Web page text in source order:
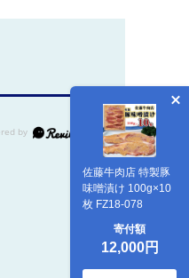
佐藤牛肉店 特製豚
味噌漬け 100g×10
枚 FZ18-078
寄付額
12,000円